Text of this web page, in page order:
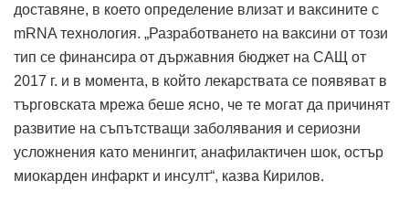
доставяне, в което определение влизат и ваксините с
mRNA технология. „Разработването на ваксини от този
тип се финансира от държавния бюджет на САЩ от
2017 г. и в момента, в който лекарствата се появяват в
търговската мрежа беше ясно, че те могат да причинят
развитие на съпътстващи заболявания и сериозни
усложнения като менингит, анафилактичен шок, остър
миокарден инфаркт и инсулт“, казва Кирилов.